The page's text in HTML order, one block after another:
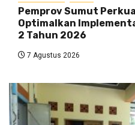
Pemprov Sumut
Optimalkan
2 Tahun 2026
7 Agustus 2026